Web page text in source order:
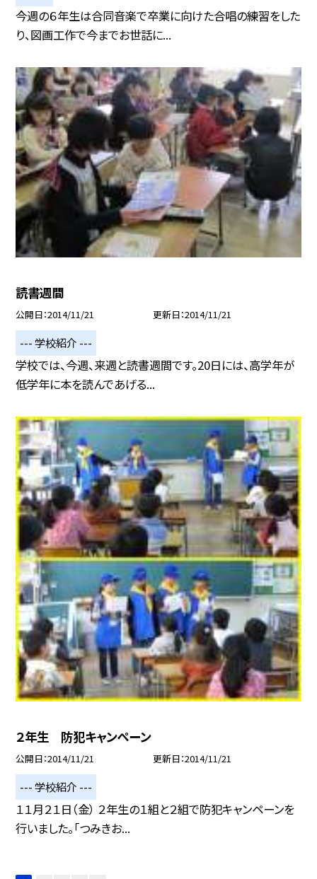
今週の６年生は合同音楽で卒業に向けた合唱の練習をした
り、図画工作で今までお世話に...
読書週間
公開日 2014/11/21 更新日 2014/11/21
--- 学校紹介 ---
学校では、今週、来週と読書週間です。20日には、高学年が
低学年に本を読んであげる...
２年生 防犯キャンペーン
公開日 2014/11/21 更新日 2014/11/21
--- 学校紹介 ---
１１月２１日（金） ２年生の１組と２組で防犯キャンペーンを
行いました。「つみきお...